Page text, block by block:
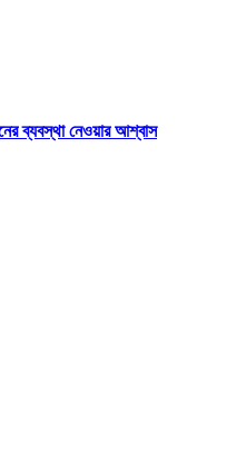
ব্যবস্থা নেওয়ার আশ্বাস